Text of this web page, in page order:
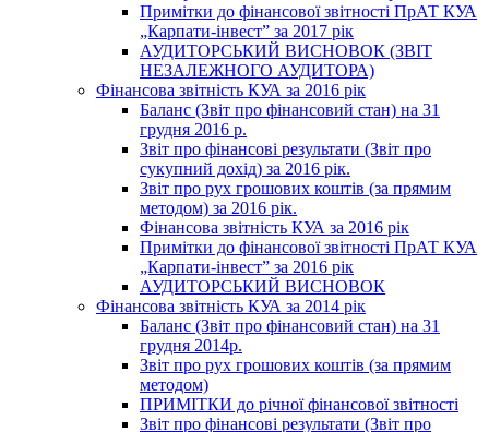
Примітки до фінансової звітності ПрАТ КУА
„Карпати-інвест” за 2017 рік
АУДИТОРСЬКИЙ ВИСНОВОК (ЗВІТ
НЕЗАЛЕЖНОГО АУДИТОРА)
Фінансова звітність КУА за 2016 рік
Баланс (Звіт про фінансовий стан) на 31
грудня 2016 р.
Звіт про фінансові результати (Звіт про
сукупний дохід) за 2016 рік.
Звіт про рух грошових коштів (за прямим
методом) за 2016 рік.
Фінансова звітність КУА за 2016 рік
Примітки до фінансової звітності ПрАТ КУА
„Карпати-інвест” за 2016 рік
АУДИТОРСЬКИЙ ВИСНОВОК
Фінансова звітність КУА за 2014 рік
Баланс (Звіт про фінансовий стан) на 31
грудня 2014р.
Звіт про рух грошових коштів (за прямим
методом)
ПРИМІТКИ до річної фінансової звітності
Звіт про фінансові результати (Звіт про